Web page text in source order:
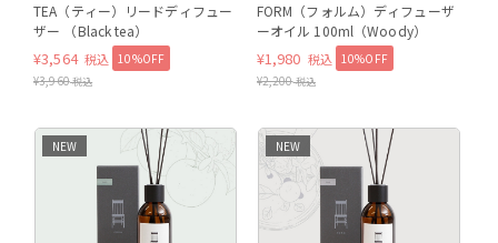
TEA（ティー）リードディフュー
ザー （Black tea）
¥3,564 税込 10%OFF
¥3,960税込
FORM（フォルム）ディフューザ
ーオイル 100ml（Woody）
¥1,980 税込
10%OFF
¥2,200税込
NEW NEW